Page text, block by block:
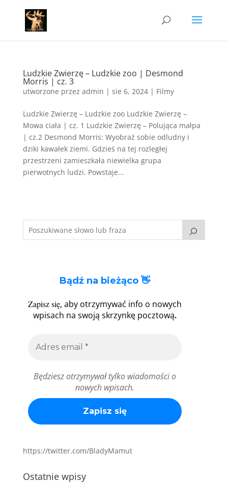
Ludzkie Zwierzę – Ludzkie zoo | Desmond
Morris | cz. 3
utworzone przez admin | sie 6, 2024| Filmy
Ludzkie Zwierzę – Ludzkie zoo Ludzkie Zwierzę –
Mowa ciała | cz. 1 Ludzkie Zwierzę – Polująca małpa
| cz.2 Desmond Morris: Wyobraź sobie odludny i
dziki kawałek ziemi. Gdzieś na tej rozległej
przestrzeni zamieszkała niewielka grupa
pierwotnych ludzi. Powstaje...
Bądź na bieżąco 👋
Zapisz się, aby otrzymywać info o nowych
wpisach na swoją skrzynkę pocztową.
Będziesz otrzymywał tylko wiadomości o
nowych wpisach.
https://twitter.com/BladyMamut
Ostatnie wpisy